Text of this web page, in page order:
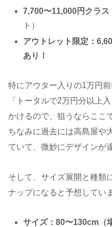
7,700〜11,000円クラス
ト）
アウトレット限定：
あり！
特にアウター入りの1万円
「トータルで2万円分以上
かけるので、狙うならここ
ちなみに過去には高島屋や
ていて、微妙にデザインが
そして、サイズ展開と種類
ナップになると予想してい
サイズ：80〜130cm（